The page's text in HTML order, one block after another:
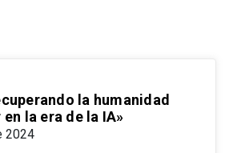
la humanidad
la era de la IA»
2024